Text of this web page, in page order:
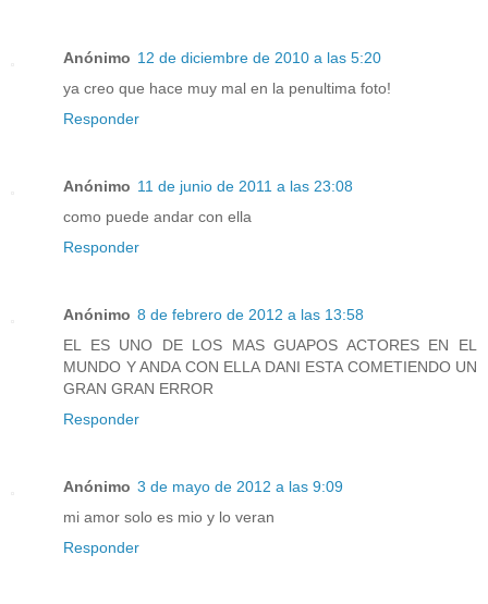
Anónimo 12 de diciembre de 2010 a las 5:20
ya creo que hace muy mal en la penultima foto!
Responder
Anónimo 11 de junio de 2011 a las 23:08
como puede andar con ella
Responder
Anónimo 8 de febrero de 2012 a las 13:58
EL ES UNO DE LOS MAS GUAPOS ACTORES EN EL
MUNDO Y ANDA CON ELLA DANI ESTA COMETIENDO UN
GRAN GRAN ERROR
Responder
Anónimo 3 de mayo de 2012 a las 9:09
mi amor solo es mio y lo veran
Responder